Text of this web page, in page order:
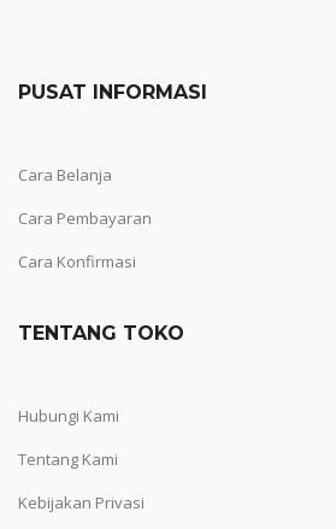
PUSAT INFORMASI
Cara Belanja
Cara Pembayaran
Cara Konfirmasi
TENTANG TOKO
Hubungi Kami
Tentang Kami
Kebijakan Privasi